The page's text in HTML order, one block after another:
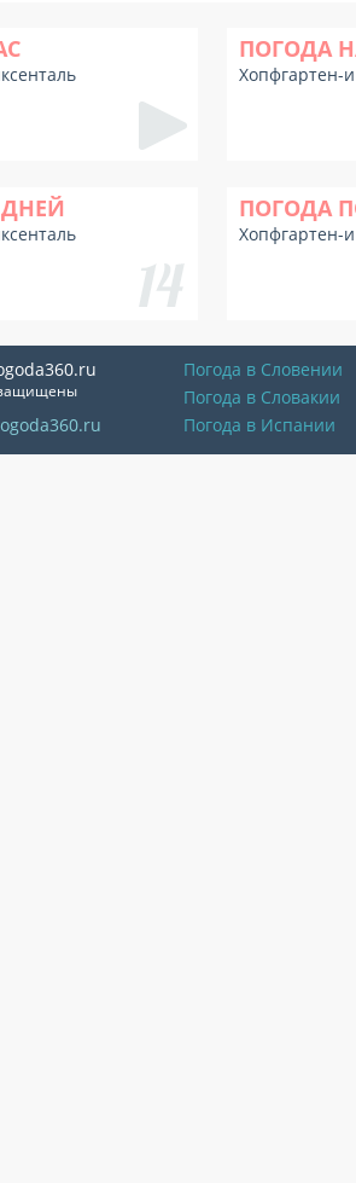
ПОГОДА
Хопфгартен-
ПОГОДА
Хопфгартен-
Погода в Словении
Погода в Словакии
Погода в Испании